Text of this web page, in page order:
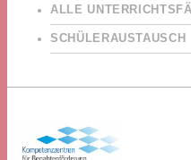
ALLE
SCHÜLERAUSTAUSCH